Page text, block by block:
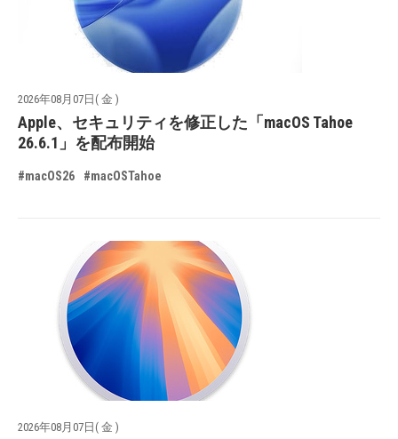
2026年08月07日( 金 )
Apple、セキュリティを修正した「macOS Tahoe
26.6.1」を配布開始
#macOS26 #macOSTahoe
2026年08月07日( 金 )